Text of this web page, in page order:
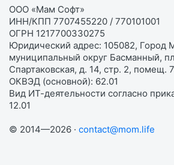
ООО «Мам Софт»
ИНН/КПП 7707455220 / 770101001
ОГРН 1217700330275
Юридический адрес: 105082, Город
муниципальный округ Басманный, пл
Спартаковская, д. 14, стр. 2, помещ.
ОКВЭД (основной): 62.01
Вид ИТ-деятельности согласно
12.01
© 2014—2026 · contact@mom.life